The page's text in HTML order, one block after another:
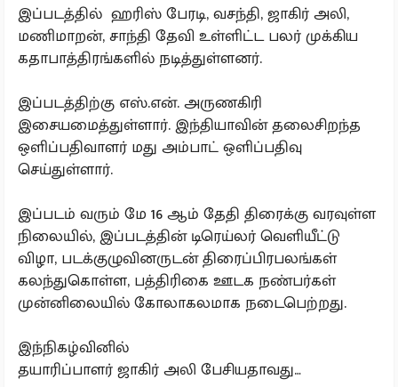
இப்படத்தில் ஹரிஸ் பேரடி, வசந்தி, ஜாகிர் அலி,
மணிமாறன், சாந்தி தேவி உள்ளிட்ட பலர் முக்கிய
கதாபாத்திரங்களில் நடித்துள்ளனர்.
இப்படத்திற்கு எஸ்.என். அருணகிரி
இசையமைத்துள்ளார். இந்தியாவின் தலைசிறந்த
ஒளிப்பதிவாளர் மது அம்பாட் ஒளிப்பதிவு
செய்துள்ளார்.
இப்படம் வரும் மே 16 ஆம் தேதி திரைக்கு வரவுள்ள
நிலையில், இப்படத்தின் டிரெய்லர் வெளியீட்டு
விழா, படக்குழுவினருடன் திரைப்பிரபலங்கள்
கலந்துகொள்ள, பத்திரிகை ஊடக நண்பர்கள்
முன்னிலையில் கோலாகலமாக நடைபெற்றது.
இந்நிகழ்வினில்
தயாரிப்பாளர் ஜாகிர் அலி பேசியதாவது…